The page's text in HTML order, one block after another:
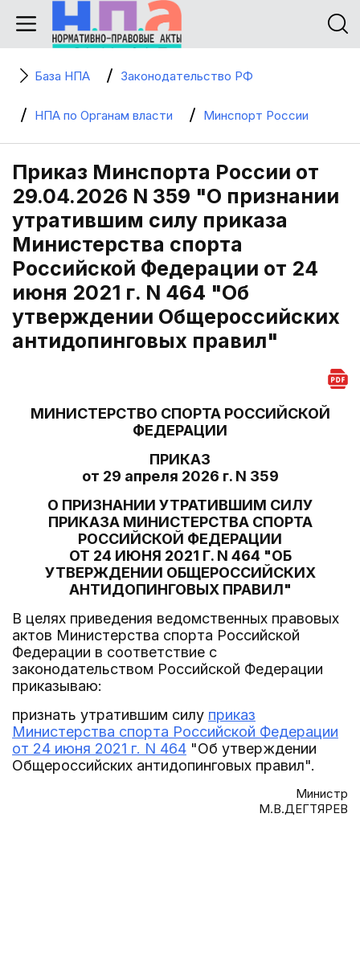
База НПА Законодательство РФ
НПА по Органам власти Минспорт России
Приказ Минспорта России от
29.04.2026 N 359 "О признании
утратившим силу приказа
Министерства спорта
Российской Федерации от 24
июня 2021 г. N 464 "Об
утверждении Общероссийских
антидопинговых правил"
МИНИСТЕРСТВО СПОРТА РОССИЙСКОЙ
ФЕДЕРАЦИИ
ПРИКАЗ
от 29 апреля 2026 г. N 359
О ПРИЗНАНИИ УТРАТИВШИМ СИЛУ
ПРИКАЗА МИНИСТЕРСТВА СПОРТА
РОССИЙСКОЙ ФЕДЕРАЦИИ
ОТ 24 ИЮНЯ 2021 Г. N 464 "ОБ
УТВЕРЖДЕНИИ ОБЩЕРОССИЙСКИХ
АНТИДОПИНГОВЫХ ПРАВИЛ"
В целях приведения ведомственных правовых
актов Министерства спорта Российской
Федерации в соответствие с
законодательством Российской Федерации
приказываю:
признать утратившим силу приказ
Министерства спорта Российской Федерации
от 24 июня 2021 г. N 464 "Об утверждении
Общероссийских антидопинговых правил".
Министр
М.В.ДЕГТЯРЕВ